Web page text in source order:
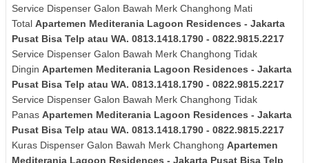
Service Dispenser Galon Bawah Merk Changhong Mati
Total Apartemen Mediterania Lagoon Residences - Jakarta
Pusat Bisa Telp atau WA. 0813.1418.1790 - 0822.9815.2217
Service Dispenser Galon Bawah Merk Changhong Tidak
Dingin Apartemen Mediterania Lagoon Residences - Jakarta
Pusat Bisa Telp atau WA. 0813.1418.1790 - 0822.9815.2217
Service Dispenser Galon Bawah Merk Changhong Tidak
Panas Apartemen Mediterania Lagoon Residences - Jakarta
Pusat Bisa Telp atau WA. 0813.1418.1790 - 0822.9815.2217
Kuras Dispenser Galon Bawah Merk Changhong Apartemen
Mediterania Lagoon Residences - Jakarta Pusat Bisa Telp